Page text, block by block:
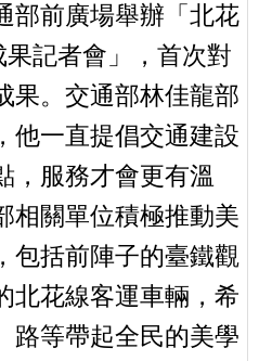
部前廣場舉辦「北花
記者會」，首次對
果。交通部林佳龍部
他一直提倡交通建設
，服務才會更有溫
相關單位積極推動美
包括前陣子的臺鐵觀
北花線客運車輛，希
路等帶起全民的美學